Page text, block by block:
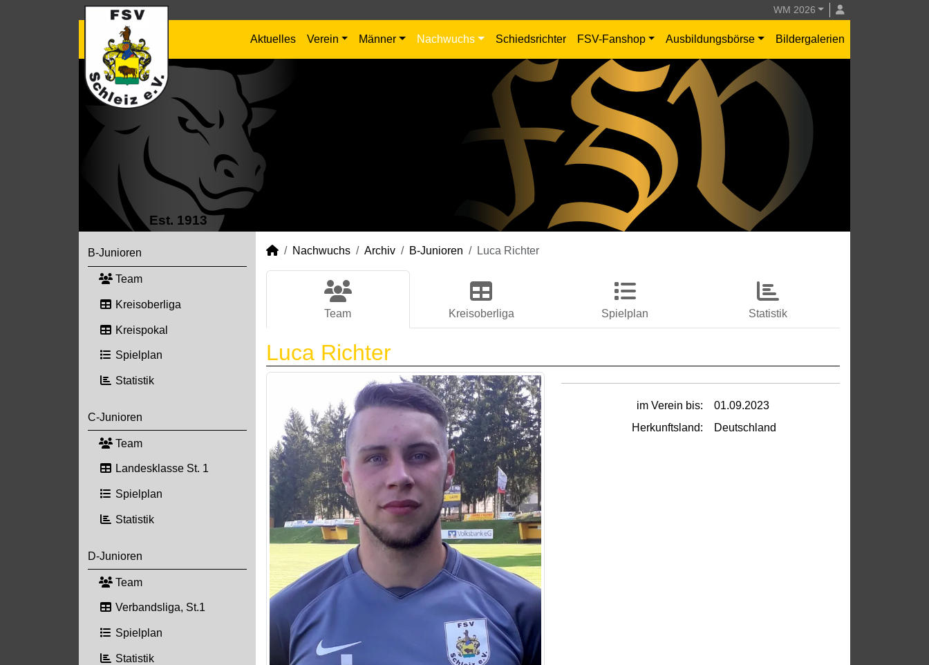
WM 2026
Aktuelles Verein Männer Nachwuchs Schiedsrichter FSV-Fanshop Ausbildungsbörse Bildergalerien
Est. 1913
B-Junioren
Team
Kreisoberliga
Kreispokal
Spielplan
Statistik
C-Junioren
Team
Landesklasse St. 1
Spielplan
Statistik
D-Junioren
Team
Verbandsliga, St.1
Spielplan
Statistik
Nachwuchs Archiv B-Junioren Luca Richter
Team Kreisoberliga Spielplan Statistik
Luca Richter
im Verein bis:
01.09.2023
Herkunftsland:
Deutschland